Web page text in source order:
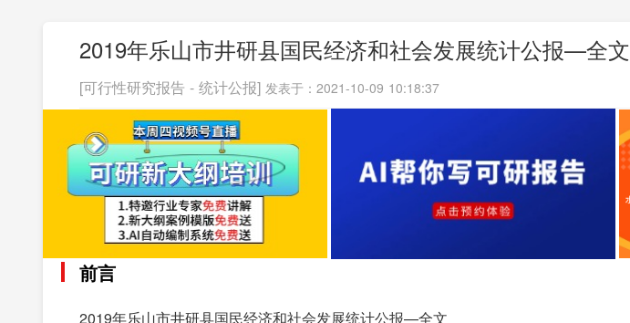
2019年乐山市井研县国民经济和社会发展统计公报—全文
[可行性研究报告 - 统计公报] 发表于：2021-10-09 10:18:37
前言
2019年乐山市井研县国民经济和社会发展统计公报—全文